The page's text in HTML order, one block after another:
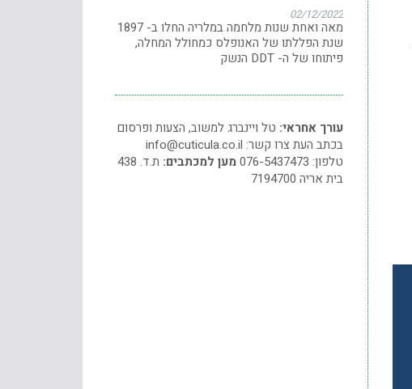
02/12/2022
מאה ואחת שנות מלחמה במלריה החלו ב- 1897
שנת הפללתו של האנופלס כמחולל המחלה,
פיתוחו של ה- DDT הנשק
עורך אחראי: טל ויינברג למשוב, הצעות ופרסום
בכתב העת צרו קשר: info@cuticula.co.il
טלפון: 076-5437473
מען למכתבים:
ת.ד. 438
בית אריה 7194700